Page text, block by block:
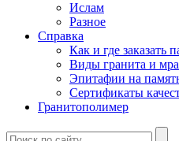
Ислам
Разное
Справка
Как и где заказать
Виды гранита и
Эпитафии на
Сертификаты
Гранитополимер